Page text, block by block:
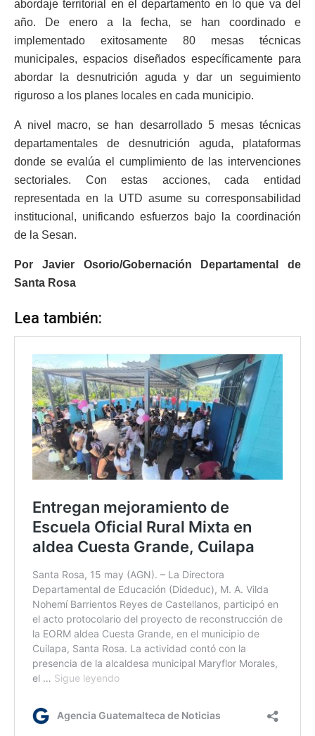
abordaje territorial en el departamento en lo que va del
año. De enero a la fecha, se han coordinado e
implementado exitosamente 80 mesas técnicas
municipales, espacios diseñados específicamente para
abordar la desnutrición aguda y dar un seguimiento
riguroso a los planes locales en cada municipio.
A nivel macro, se han desarrollado 5 mesas técnicas
departamentales de desnutrición aguda, plataformas
donde se evalúa el cumplimiento de las intervenciones
sectoriales. Con estas acciones, cada entidad
representada en la UTD asume su corresponsabilidad
institucional, unificando esfuerzos bajo la coordinación
de la Sesan.
Por Javier Osorio/Gobernación Departamental de
Santa Rosa
Lea también: